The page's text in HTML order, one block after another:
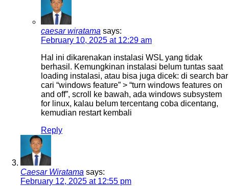
caesar wiratama says:
February 10, 2025 at 12:29 am
Hal ini dikarenakan instalasi WSL yang tidak
berhasil. Kemungkinan instalasi belum tuntas saat
loading instalasi, atau bisa juga dicek: di search bar
cari “windows feature” > “turn windows features on
and off”, scroll ke bawah, ada windows subsystem
for linux, kalau belum tercentang coba dicentang,
kemudian restart kembali
Reply
Caesar Wiratama says:
February 12, 2025 at 12:55 pm